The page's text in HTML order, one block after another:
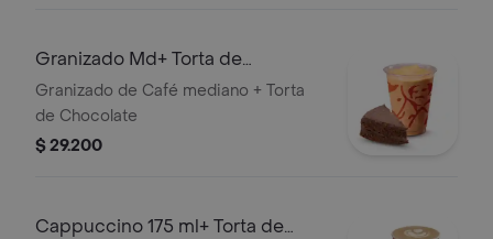
Granizado Md+ Torta de
Chocolate
Granizado de Café mediano + Torta
de Chocolate
$ 29.200
Cappuccino 175 ml+ Torta de